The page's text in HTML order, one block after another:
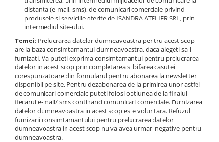
distanta (e-mail, sms), de comunicari comerciale privind
produsele si serviciile oferite de ISANDRA ATELIER SRL, prin
intermediul site-ului.
Temei: Prelucrarea datelor dumneavoastra pentru acest scop
are la baza consimtamantul dumneavoastra, daca alegeti sa-l
furnizati. Va puteti exprima consimtamantul pentru prelucrarea
datelor in acest scop prin completarea si bifarea casutei
corespunzatoare din formularul pentru abonarea la newsletter
disponibil pe site. Pentru dezabonarea de la primirea unor astfel
de comunicari comerciale puteti folosi optiunea de la finalul
fiecarui e-mail/ sms continand comunicari comerciale. Furnizarea
datelor dumneavoastra in acest scop este voluntara. Refuzul
furnizarii consimtamantului pentru prelucrarea datelor
dumneavoastra in acest scop nu va avea urmari negative pentru
dumneavoastra.